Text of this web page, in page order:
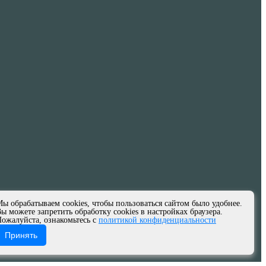
обрабатываем cookies, чтобы пользоваться сайтом было удобнее.
можете запретить обработку cookies в настройках браузера.
ознакомьтесь с политикой конфиденциальности
Принять